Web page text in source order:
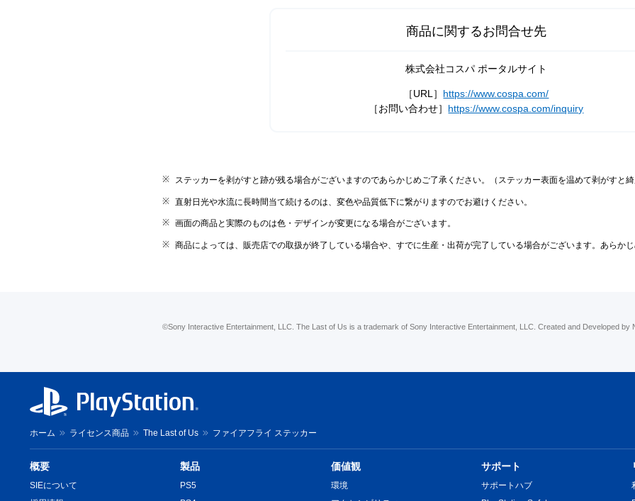
商品に関するお問合せ先
株式会社コスパ ポータルサイト
［URL］ https://www.cospa.com/
［お問い合わせ］ https://www.cospa.com/inquiry
ステッカーを剥がすと跡が残る場合がございますのであらかじめご了承ください。（ステッカー表面を温めて剥がすと綺
直射日光や水流に長時間当て続けるのは、変色や品質低下に繋がりますのでお避けください。
画面の商品と実際のものは色・デザインが変更になる場合がございます。
商品によっては、販売店での取扱が終了している場合や、すでに生産・出荷が完了している場合がございます。あらかじ
©Sony Interactive Entertainment, LLC. The Last of Us is a trademark of Sony Interactive Entertainment, LLC. Created and Developed by
ホーム ライセンス商品 The Last of Us ファイアフライ ステッカー
概要
SIEについて
製品
PS5
価値観
環境
サポート
サポートハブ